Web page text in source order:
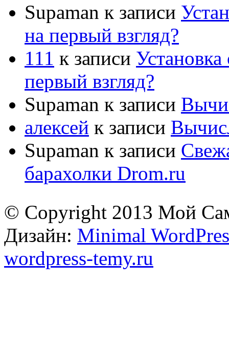
Supaman к записи
на первый взгляд?
111 к записи Установка
первый взгляд?
Supaman к записи
алексей к записи
Supaman к записи
барахолки Drom.ru
© Copyright 2013 Мой
Дизайн: Minimal
wordpress-temy.ru